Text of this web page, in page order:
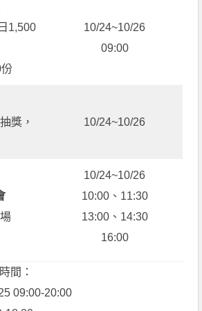
1,500
10/24~10/26
09:00
獎，
10/24~10/26
10/24~10/26
10:00、11:30
13:00、14:30
16:00
間：
09:00-20:00